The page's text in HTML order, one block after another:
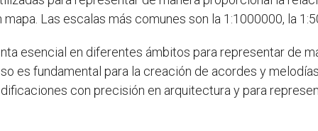
Las escalas más comunes son la 1:1000000, la
esencial en diferentes ámbitos para representar de
es fundamental para la creación de acordes y
con precisión en arquitectura y para